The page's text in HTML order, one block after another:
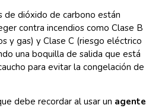
de dióxido de carbono están
contra incendios como Clase B
y gas) y Clase C (riesgo eléctrico
una boquilla de salida que está
para evitar la congelación de
debe recordar al usar un agente